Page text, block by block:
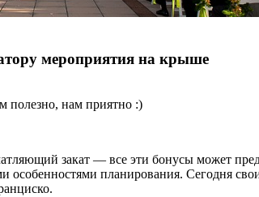
мероприятия на крыше
полезно, нам приятно :)
закат — все эти бонусы может
особенностями планирования. Сегодня